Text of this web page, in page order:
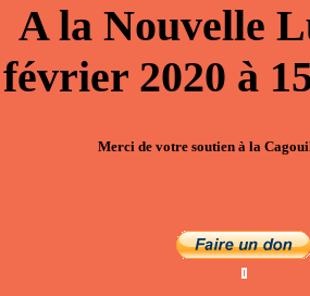
A la Nouvelle
février 2020 à
Merci de votre soutien à la